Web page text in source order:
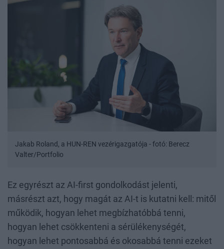
Jakab Roland, a HUN-REN vezérigazgatója - fotó: Berecz
Valter/Portfolio
Ez egyrészt az AI-first gondolkodást jelenti,
másrészt azt, hogy magát az AI-t is kutatni kell: mitől
működik, hogyan lehet megbízhatóbbá tenni,
hogyan lehet csökkenteni a sérülékenységét,
hogyan lehet pontosabbá és okosabbá tenni ezeket